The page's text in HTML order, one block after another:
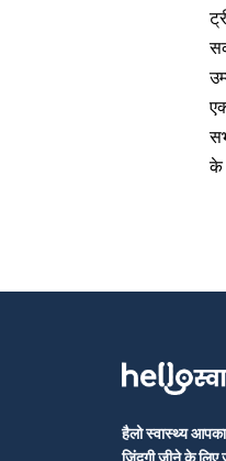
के
हैलो स्वास्थ्य
जिंदगी जीने के लिए